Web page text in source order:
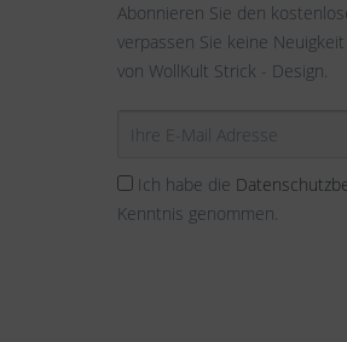
Abonnieren Sie den
verpassen Sie keine
von WollKult Strick - Design.
Ich habe die
Kenntnis genommen.